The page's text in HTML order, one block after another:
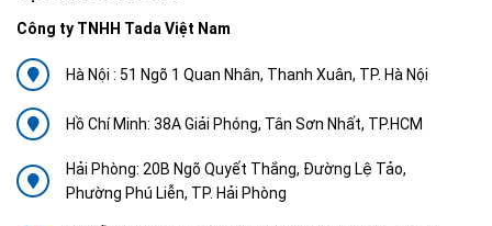
Công ty TNHH Tada Việt Nam
Hà Nội : 51 Ngõ 1 Quan Nhân, Thanh Xuân, TP. Hà Nội
Hồ Chí Minh: 38A Giải Phóng, Tân Sơn Nhất, TP.HCM
Hải Phòng: 20B Ngõ Quyết Thắng, Đường Lệ Tảo,
Phường Phú Liễn, TP. Hải Phòng